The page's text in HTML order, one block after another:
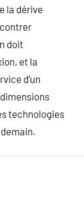
la dérive
doit
et la
d’un
technologies